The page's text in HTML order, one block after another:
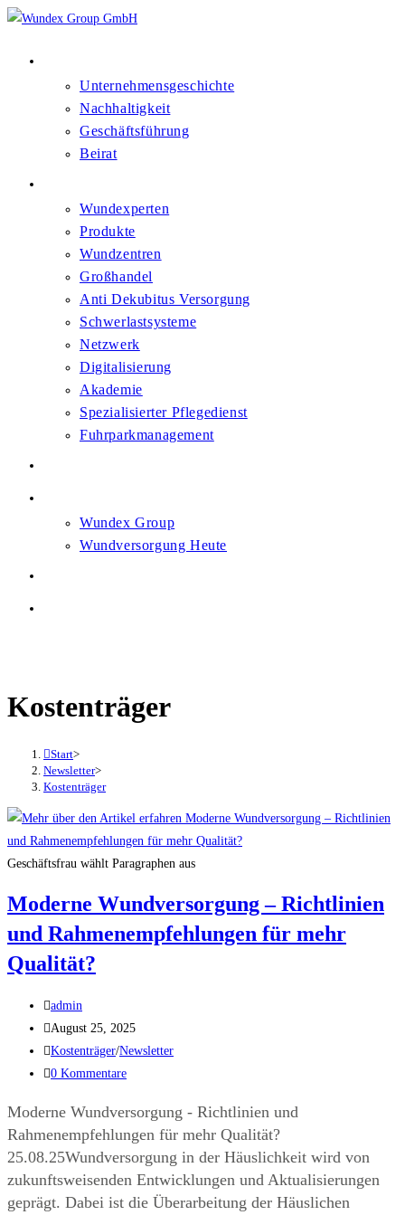
Unternehmensgeschichte
Nachhaltigkeit
Geschäftsführung
Beirat
Wundexperten
Produkte
Wundzentren
Großhandel
Anti Dekubitus Versorgung
Schwerlastsysteme
Netzwerk
Digitalisierung
Akademie
Spezialisierter Pflegedienst
Fuhrparkmanagement
Wundex Group
Wundversorgung Heute
Kostenträger
Start>
Newsletter>
Kostenträger
Geschäftsfrau wählt Paragraphen aus
Moderne Wundversorgung – Richtlinien
und Rahmenempfehlungen für mehr
Qualität?
admin
August 25, 2025
Kostenträger/Newsletter
0 Kommentare
Moderne Wundversorgung - Richtlinien und
Rahmenempfehlungen für mehr Qualität?
25.08.25Wundversorgung in der Häuslichkeit wird von
zukunftsweisenden Entwicklungen und Aktualisierungen
geprägt. Dabei ist die Überarbeitung der Häuslichen